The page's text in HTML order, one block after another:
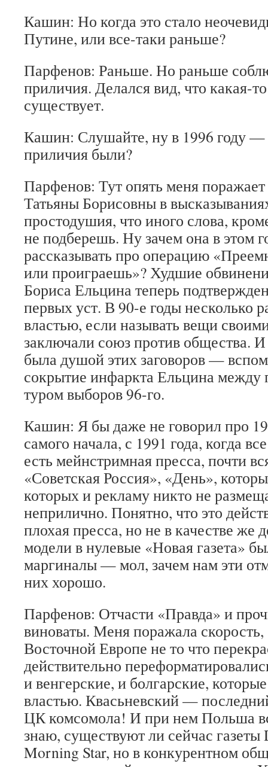
Кашин: Но когда это стало
Путине, или все-таки раньше?
Парфенов: Раньше. Но раньше
приличия. Делался вид, что какая-
существует.
Кашин: Слушайте, ну в 1996 году —
приличия были?
Парфенов: Тут опять меня
Татьяны Борисовны в
простодушия, что иного слова,
не подберешь. Ну зачем она в этом
рассказывать про операцию
или проиграешь»? Худшие
Бориса Ельцина теперь
первых уст. В 90-е годы несколько
властью, если называть вещи
заключали союз против общества.
была душой этих заговоров —
сокрытие инфаркта Ельцина
туром выборов 96-го.
Кашин: Я бы даже не говорил про
самого начала, с 1991 года, когда
есть мейнстримная пресса, почти
«Советская Россия», «День»,
которых и рекламу никто не
неприлично. Понятно, что это
плохая пресса, но не в качестве же
модели в нулевые «Новая газета»
маргиналы — мол, зачем нам эти
них хорошо.
Парфенов: Отчасти «Правда» и
виноваты. Меня поражала скорость,
Восточной Европе не то что
действительно
и венгерские, и болгарские,
властью. Квасьневский —
ЦК комсомола! И при нем Польша
знаю, существуют ли сейчас
Morning Star, но в конкурентном